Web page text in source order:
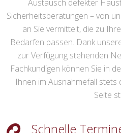
Austausch defekter
Sicherheitsberatungen – von
an Sie vermittelt, die zu
Bedarfen passen. Dank
zur Verfügung stehenden
Fachkundigen können Sie in
Ihnen im Ausnahmefall
Seite
Schnelle